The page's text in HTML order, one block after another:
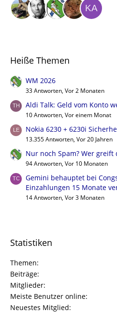
Heiße Themen
WM 2026
33 Antworten, Vor 2 Monaten
Aldi Talk: Geld vom Konto
10 Antworten, Vor einem Monat
Nokia 6230 + 6230i
13.355 Antworten, Vor 20 Jahren
Nur noch Spam? Wer greift
94 Antworten, Vor 10 Monaten
Gemini behauptet bei
Einzahlungen 15 Monate
14 Antworten, Vor 3 Monaten
Statistiken
Themen
Beiträge
Mitglieder
Meiste Benutzer online
Neuestes Mitglied